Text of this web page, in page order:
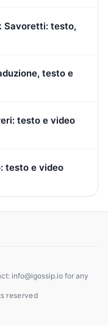
Savoretti: testo,
testo e
testo e video
testo e video
info@igossip.io for any
reserved